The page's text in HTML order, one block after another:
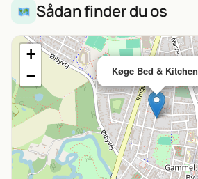
Sådan finder du os
Køge Bed & Kitchen
+
−